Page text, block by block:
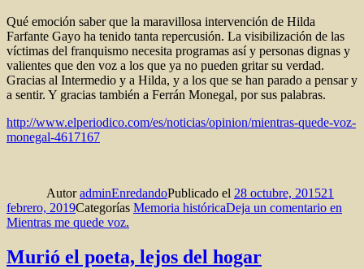
Qué emoción saber que la maravillosa intervención de Hilda
Farfante Gayo ha tenido tanta repercusión. La visibilización de las
víctimas del franquismo necesita programas así y personas dignas y
valientes que den voz a los que ya no pueden gritar su verdad.
Gracias al Intermedio y a Hilda, y a los que se han parado a pensar y
a sentir. Y gracias también a Ferrán Monegal, por sus palabras.
http://www.elperiodico.com/es/noticias/opinion/mientras-quede-voz-
monegal-4617167
AutoradminEnredandoPublicado el 28 octubre, 201521
febrero, 2019Categorías Memoria históricaDeja un comentario en
Mientras me quede voz.
Murió el poeta, lejos del hogar